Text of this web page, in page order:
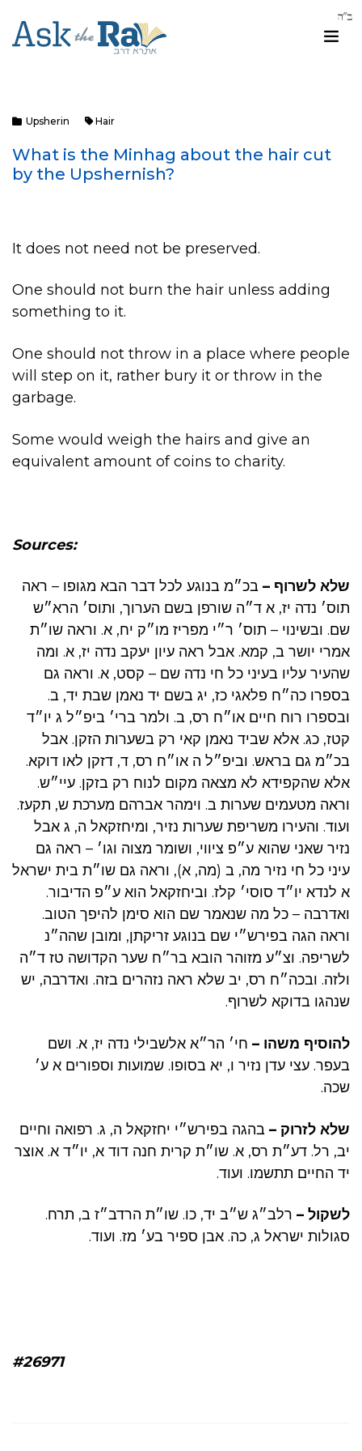
Upsherin Hair
What is the Minhag about the hair cut
by the Upshernish?
It does not need not be preserved.
One should not burn the hair unless adding
something to it.
One should not throw in a place where people
will step on it, rather bury it or throw in the
garbage.
Some would weigh the hairs and give an
equivalent amount of coins to charity.
Sources:
שלא לשרוף – בכ״מ בנוגע לכל דבר הבא מגופו – ראה
תוס׳ נדה יז, א ד״ה שורפן בשם הערוך, ותוס׳ הרא״ש
שם. ובשינוי – תוס׳ ר״י מפריז מו״ק יח, א. וראה שו״ת
אמרי יושר ב, קמא. אבל ראה עיון יעקב נדה יז, א. ומה
שהעיר עליו בעיני כל חי נדה שם – קסט, א. וראה גם
בספרו כה״ח פלאגי כז, יג בשם יד נאמן שבת יד, ב.
ובספרו רוח חיים או״ח רס, ב. ולמר ברי׳ ביפ״ל ג יו״ד
קטז, כג. אלא שביד נאמן קאי רק בשערות הזקן. אבל
בכ״מ גם בראש. וביפ״ל ה או״ח רס, ד, דזקן לאו דוקא.
אלא שהקפידא לא מצאה מקום לנוח רק בזקן. עיי״ש.
וראה מטעמים שערות ב. וימהר אברהם מערכת ש, תקעז.
ועוד. והעירו משריפת שערות נזיר, ומיחזקאל ה, ג אבל
נזיר שאני שהוא ע״פ ציווי, ושומר מצוה וגו׳ – ראה גם
עיני כל חי נזיר מה, ב (מה, א), וראה גם שו״ת בית ישראל
א לנדא יו״ד סוסי׳ קלז. וביחזקאל הוא ע״פ הדיבור.
ואדרבה – כל מה שנאמר שם הוא סימן להיפך הטוב.
וראה הגה בפירש״י שם בנוגע זריקתן, ומובן שהה״נ
לשריפה. וצ״ע מזוהר הובא בר״ח שער הקדושה טז ד״ה
ולזה. ובכה״ח רס, יב שלא ראה נזהרים בזה. ואדרבה, יש
שנהגו בדוקא לשרוף.
להוסיף משהו – חי׳ הר״א אלשבילי נדה יז, א. ושם
בעפר. עצי עדן נזיר ו, יא בסופו. שמועות וספורים א ע׳
שכה.
שלא לזרוק – בהגה בפירש״י יחזקאל ה, ג. רפואה וחיים
יב, רל. דע״ת רס, א. שו״ת קרית חנה דוד א, יו״ד א. אוצר
יד החיים תתשמו. ועוד.
לשקול – רלב״ג ש״ב יד, כו. שו״ת הרדב״ז ב, תרח.
סגולות ישראל ג, כה. אבן ספיר בע׳ מז. ועוד.
#26971